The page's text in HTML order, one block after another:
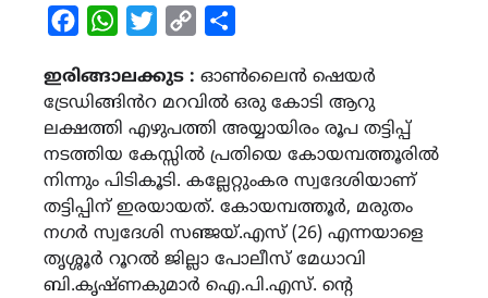
FacebookWhatsAppTwitterCopy
ഇരിങ്ങാലക്കുട : ഓൺലൈൻ ഷെയർ
ട്രേഡിങ്ങിൻറ മറവിൽ ഒരു കോടി ആറു
ലക്ഷത്തി എഴുപത്തി അയ്യായിരം രൂപ തട്ടിപ്പ്
നടത്തിയ കേസ്സിൽ പ്രതിയെ കോയമ്പത്തൂരിൽ
നിന്നും പിടികൂടി. കല്ലേറ്റുംകര സ്വദേശിയാണ്
തട്ടിപ്പിന് ഇരയായത്. കോയമ്പത്തൂർ, മരുതം
നഗർ സ്വദേശി സഞ്ജയ്.എസ് (26) എന്നയാളെ
തൃശ്ശൂർ റൂറൽ ജില്ലാ പോലീസ് മേധാവി
ബി.കൃഷ്ണകുമാർ ഐ.പി.എസ്. ന്റെ